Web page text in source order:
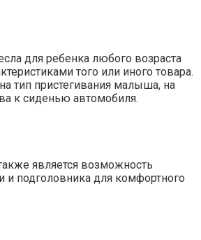
для ребенка любого возраста
того или иного товара.
тип пристегивания малыша, на
к сиденью автомобиля.
является возможность
и подголовника для комфортного